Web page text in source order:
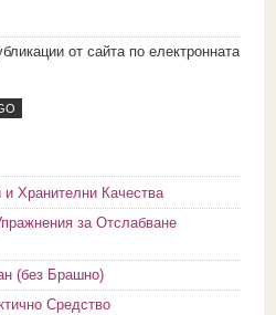
oт caйтa пo eлeктpoннaтa
Хранителни Качества
за Отслабване
(без Брашно)
Средство